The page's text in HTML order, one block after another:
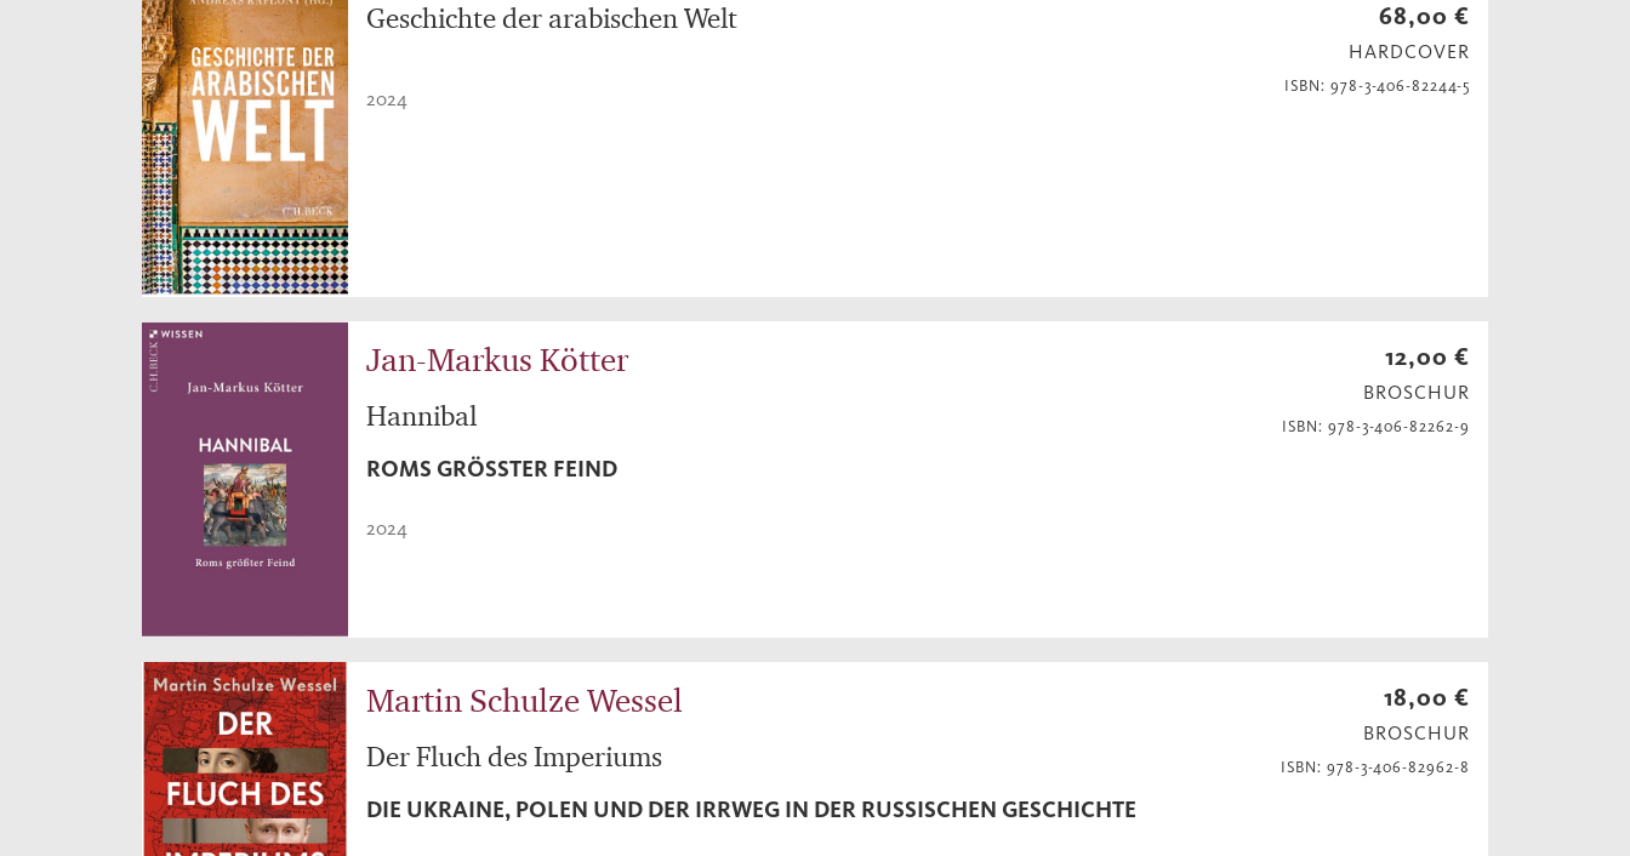
Geschichte der arabischen Welt
2024
68,00 €
HARDCOVER
ISBN: 978-3-406-82244-5
Jan-Markus Kötter
Hannibal
ROMS GRÖSSTER FEIND
2024
12,00 €
BROSCHUR
ISBN: 978-3-406-82262-9
Martin Schulze Wessel
Der Fluch des Imperiums
DIE UKRAINE, POLEN UND DER IRRWEG IN DER RUSSISCHEN GESCHICHTE
18,00 €
BROSCHUR
ISBN: 978-3-406-82962-8